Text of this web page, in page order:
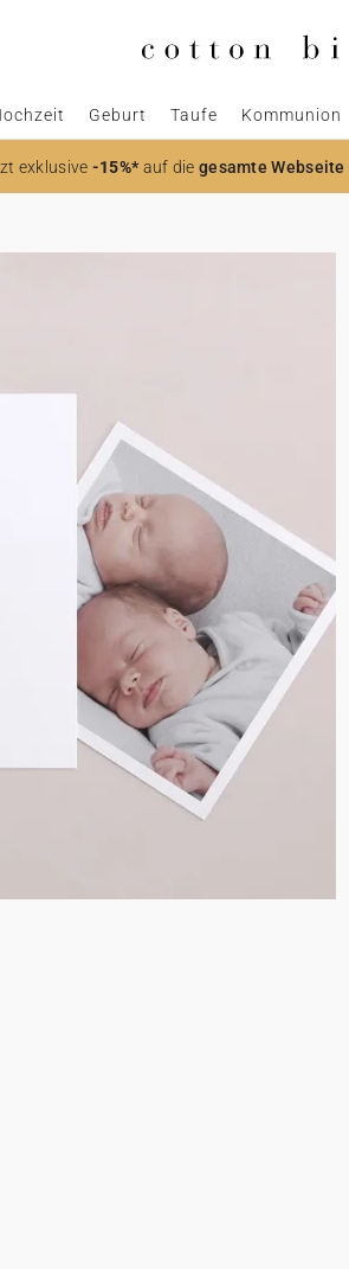
Geburt Taufe Kommunion
exklusive -15%*auf die gesamte Webseite